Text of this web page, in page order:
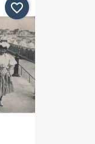
favorite_border